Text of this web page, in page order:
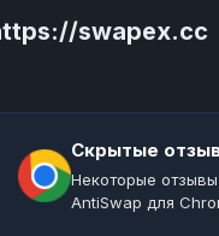
swapex.cc
Скрытые
Некоторые
AntiSwap для